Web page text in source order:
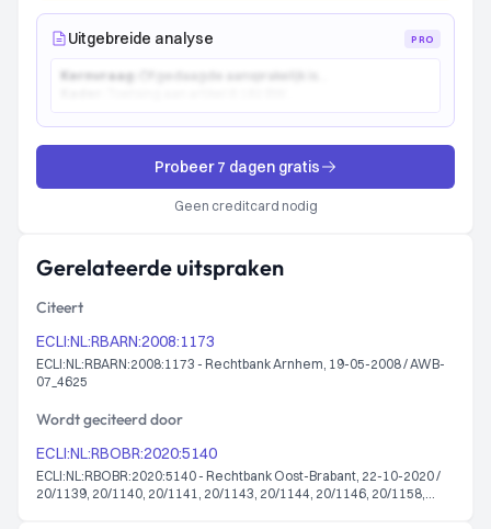
Uitgebreide analyse PRO
Kernvraag:
Probeer 7 dagen gratis
Geen creditcard nodig
Gerelateerde uitspraken
Citeert
ECLI:NL:RBARN:2008:1173
ECLI:NL:RBARN:2008:1173 - Rechtbank Arnhem, 19-05-2008 / AWB-
07_4625
Wordt geciteerd door
ECLI:NL:RBOBR:2020:5140
ECLI:NL:RBOBR:2020:5140 - Rechtbank Oost-Brabant, 22-10-2020 /
20/1139, 20/1140, 20/1141, 20/1143, 20/1144, 20/1146, 20/1158,